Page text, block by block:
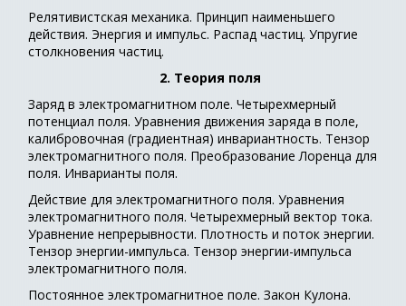
Релятивистская механика. Принцип наименьшего
действия. Энергия и импульс. Распад частиц. Упругие
столкновения частиц.
2. Теория поля
Заряд в электромагнитном поле. Четырехмерный
потенциал поля. Уравнения движения заряда в поле,
калибровочная (градиентная) инвариантность. Тензор
электромагнитного поля. Преобразование Лоренца для
поля. Инварианты поля.
Действие для электромагнитного поля. Уравнения
электромагнитного поля. Четырехмерный вектор тока.
Уравнение непрерывности. Плотность и поток энергии.
Тензор энергии-импульса. Тензор энергии-импульса
электромагнитного поля.
Постоянное электромагнитное поле. Закон Кулона.